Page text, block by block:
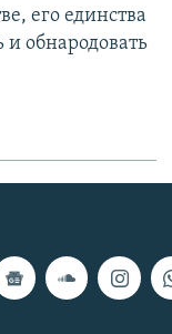
его единства
и обнародовать